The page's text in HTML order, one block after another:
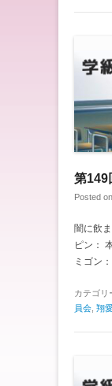
第149
Posted on
闇に飲
ピン：
ミゴン
カテゴリ
員会 翔